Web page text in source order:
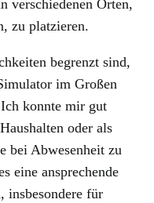
verschiedenen Orten,
zu platzieren.
begrenzt sind,
im Großen
konnte mir gut
oder als
bei Abwesenheit zu
eine ansprechende
insbesondere für